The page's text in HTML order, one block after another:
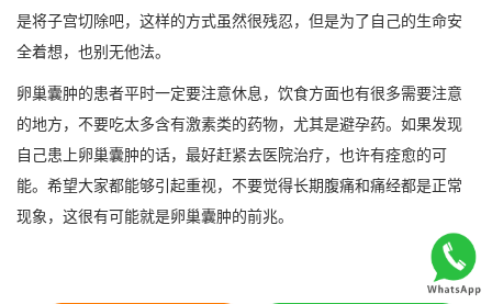
是将子宫切除吧，这样的方式虽然很残忍，但是为了自己的生命安
全着想，也别无他法。
卵巢囊肿的患者平时一定要注意休息，饮食方面也有很多需要注意
的地方，不要吃太多含有激素类的药物，尤其是避孕药。如果发现
自己患上卵巢囊肿的话，最好赶紧去医院治疗，也许有痊愈的可
能。希望大家都能够引起重视，不要觉得长期腹痛和痛经都是正常
现象，这很有可能就是卵巢囊肿的前兆。